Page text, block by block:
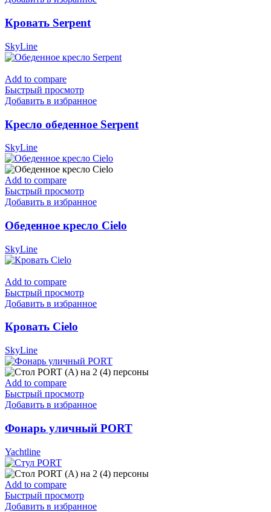
Кровать Serpent
SkyLine
Add to compare
Быстрый просмотр
Добавить в избранное
Кресло обеденное Serpent
SkyLine
Add to compare
Быстрый просмотр
Добавить в избранное
Обеденное кресло Cielo
SkyLine
Add to compare
Быстрый просмотр
Добавить в избранное
Кровать Cielo
SkyLine
Add to compare
Быстрый просмотр
Добавить в избранное
Фонарь уличный PORT
Yachtline
Add to compare
Быстрый просмотр
Добавить в избранное